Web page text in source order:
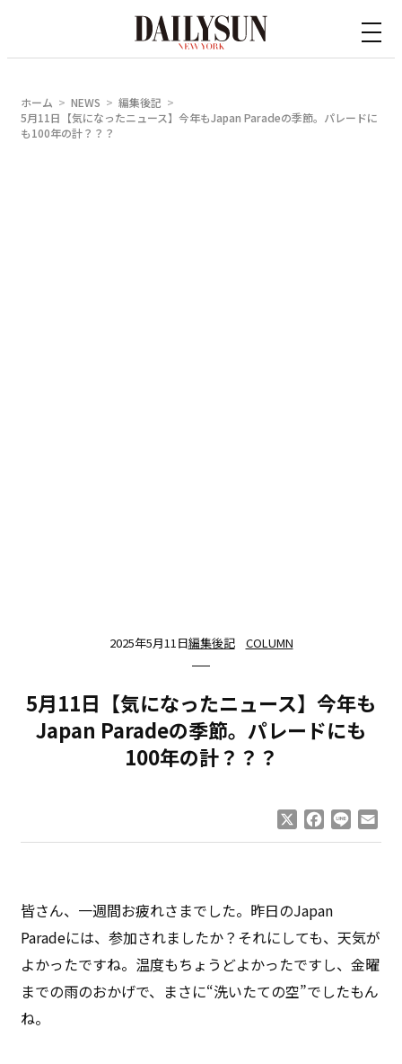
ホーム NEWS
編集後記
5月11日【気になったニュース】今年もJapan Paradeの季節。パレードに
も100年の計？？？
2025年5月11日編集後記 COLUMN
5月11日【気になったニュース】今年も
Japan Paradeの季節。パレードにも
100年の計？？？
Facebook
Line
皆さん、一週間お疲れさまでした。昨日のJapan
Paradeには、参加されましたか？それにしても、天気が
よかったですね。温度もちょうどよかったですし、金曜
までの雨のおかげで、まさに“洗いたての空”でしたもん
ね。